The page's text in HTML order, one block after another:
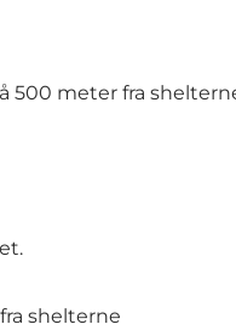
500 meter fra
shelterne